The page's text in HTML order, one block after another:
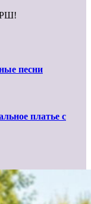
песни
платье с